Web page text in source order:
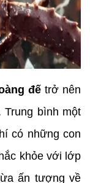
đế trở nên
bình một
có những con
khỏe với lớp
ấn tượng về